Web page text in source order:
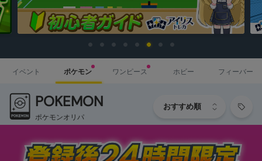
イベント ポケモン ワンピース ホビー フィーバー
POKEMON
ポケモンオリパ